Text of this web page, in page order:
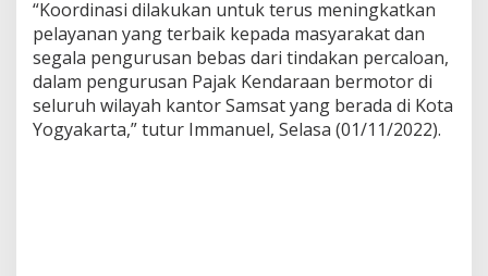
“Koordinasi dilakukan untuk terus meningkatkan
pelayanan yang terbaik kepada masyarakat dan
segala pengurusan bebas dari tindakan percaloan,
dalam pengurusan Pajak Kendaraan bermotor di
seluruh wilayah kantor Samsat yang berada di Kota
Yogyakarta,” tutur Immanuel, Selasa (01/11/2022).